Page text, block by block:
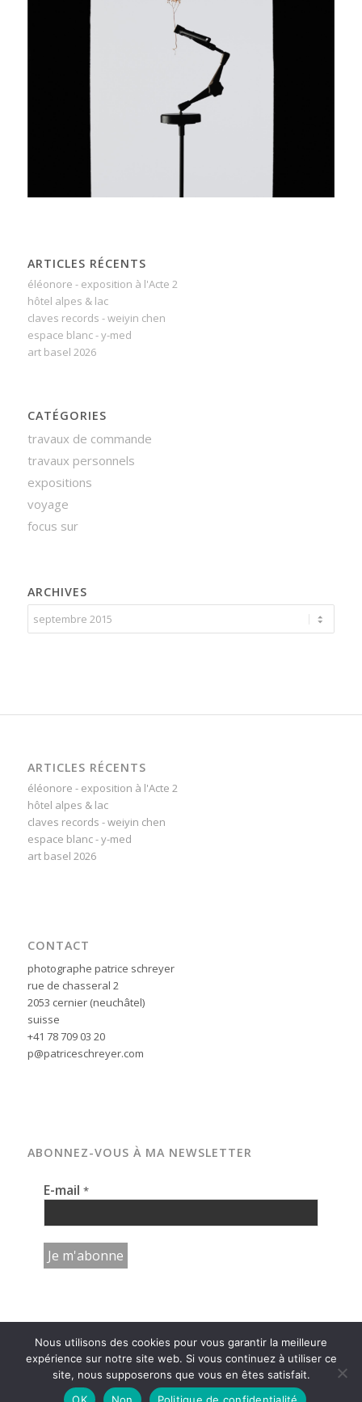
ARTICLES RÉCENTS
éléonore - exposition à l'Acte 2
hôtel alpes & lac
claves records - weiyin chen
espace blanc - y-med
art basel 2026
CATÉGORIES
travaux de commande
travaux personnels
expositions
voyage
focus sur
ARCHIVES
ARTICLES RÉCENTS
éléonore - exposition à l'Acte 2
hôtel alpes & lac
claves records - weiyin chen
espace blanc - y-med
art basel 2026
CONTACT
photographe patrice schreyer
rue de chasseral 2
2053 cernier (neuchâtel)
suisse
+41 78 709 03 20
p@patriceschreyer.com
ABONNEZ-VOUS À MA NEWSLETTER
E-mail *
© copyright - photographe patrice schreyer | neuchâtel | suisse -
Nous utilisons des cookies pour vous garantir la meilleure
expérience sur notre site web. Si vous continuez à utiliser ce
site, nous supposerons que vous en êtes satisfait.
OK
Non Politique de confidentialité